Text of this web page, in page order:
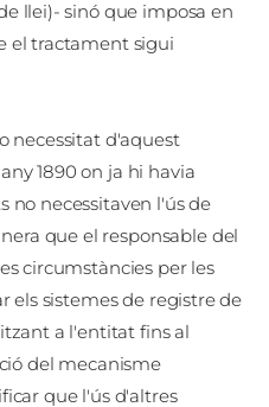
llei)- sinó que imposa en
el tractament sigui
necessitat d'aquest
1890 on ja hi havia
no necessitaven l'ús de
que el responsable del
circumstàncies per les
els sistemes de registre de
a l'entitat fins al
del mecanisme
que l'ús d'altres